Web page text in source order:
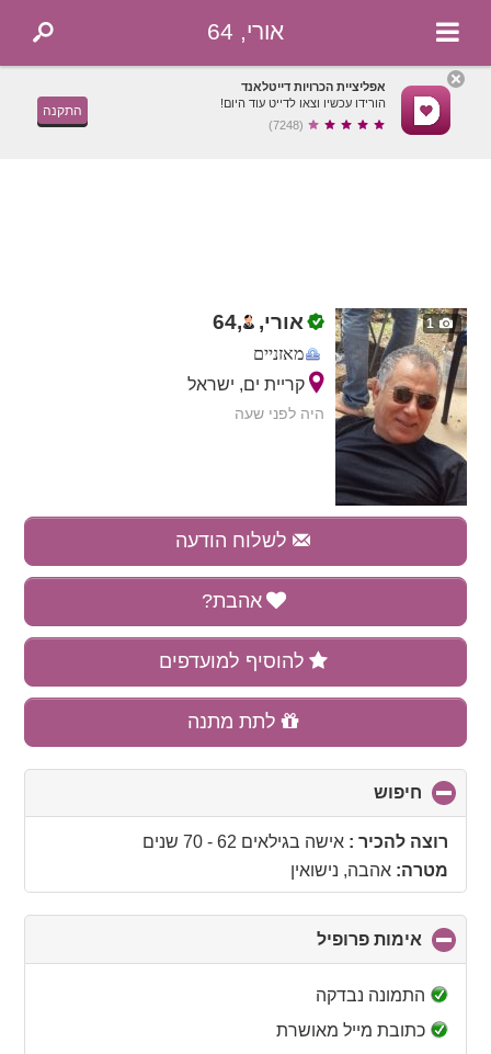
אורי, 64
אפליציית הכרויות דייטלאנד
הורידו עכשיו וצאו לדייט עוד היום!
(7248)
התקנה
1 אורי, ,
64
מאזניים
קריית ים, ישראל
היה לפני שעה
לשלוח הודעה
אהבת?
להוסיף למועדפים
לתת מתנה
חיפוש
to
collapseרוצה להכיר :אישה בגילאים 62 - 70 שנים
מטרה: אהבה, נישואין
אימות פרופיל
to
התמונה נבדקה
כתובת מייל מאושרת